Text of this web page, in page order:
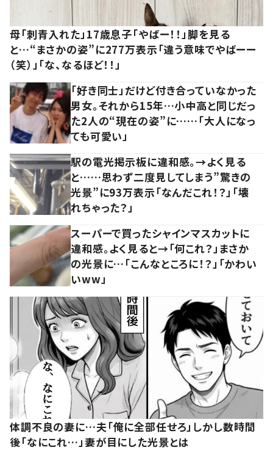
母「刺青入れた」17歳息子「やばー！！」脚を見る
と…“まさかの姿”に277万表示「違う意味でやばーー
（笑）」「な、なるほど！！」
「好き同士」だけど付き合っていなかった
男女。それから15年…小中高と同じだっ
た2人の“現在の姿”に……「大人になっ
ても可愛い」
駅の電光掲示板に違和感。→よく見る
と……思わず二度見してしまう”驚きの
光景”に93万表示「なんだこれ！？」「壊
れちゃった？」
スーパーで買ったシャインマスカットに
違和感。よく見ると→「何これ？」まさか
の光景に…「こんなところに！？」「かわい
いww」
体調不良の妻に…夫「俺に全部任せろ」しかし数時間
後「なにこれ…」妻が目にした光景とは